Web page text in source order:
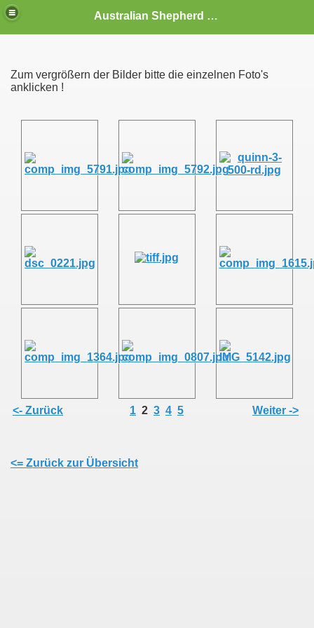
Australian Shepherd Deckrüden,Australian Shepherd Rüden,Australian Shepherd Züchter,Deckrüden,Aussies,Welpen
Zum vergrößern der Bilder bitte die einzelnen Foto's
anklicken !
<- Zurück 1 2 3 4 5 Weiter ->
<= Zurück zur Übersicht